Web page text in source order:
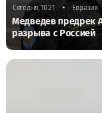
Сегодня, 10:21 • Евразия
Медведев предрек
разрыва с Россией